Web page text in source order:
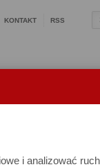
i analizować
KONTAKT RSS